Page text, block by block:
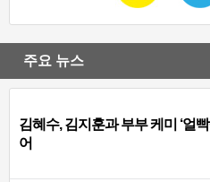
주요 뉴스
김혜수, 김지훈과 부부 케미 ‘얼
어